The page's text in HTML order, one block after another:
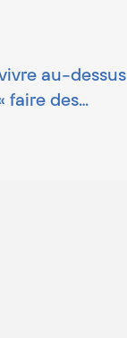
au-dessus
faire des…